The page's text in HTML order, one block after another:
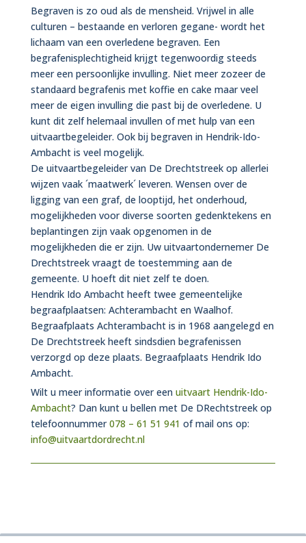
Begraven is zo oud als de mensheid. Vrijwel in alle
culturen – bestaande en verloren gegane- wordt het
lichaam van een overledene begraven. Een
begrafenisplechtigheid krijgt tegenwoordig steeds
meer een persoonlijke invulling. Niet meer zozeer de
standaard begrafenis met koffie en cake maar veel
meer de eigen invulling die past bij de overledene. U
kunt dit zelf helemaal invullen of met hulp van een
uitvaartbegeleider. Ook bij begraven in Hendrik-Ido-
Ambacht is veel mogelijk.
De uitvaartbegeleider van De Drechtstreek op allerlei
wijzen vaak ´maatwerk´ leveren. Wensen over de
ligging van een graf, de looptijd, het onderhoud,
mogelijkheden voor diverse soorten gedenktekens en
beplantingen zijn vaak opgenomen in de
mogelijkheden die er zijn. Uw uitvaartondernemer De
Drechtstreek vraagt de toestemming aan de
gemeente. U hoeft dit niet zelf te doen.
Hendrik Ido Ambacht heeft twee gemeentelijke
begraafplaatsen: Achterambacht en Waalhof.
Begraafplaats Achterambacht is in 1968 aangelegd en
De Drechtstreek heeft sindsdien begrafenissen
verzorgd op deze plaats. Begraafplaats Hendrik Ido
Ambacht.
Wilt u meer informatie over een uitvaart Hendrik-Ido-
Ambacht? Dan kunt u bellen met De DRechtstreek op
telefoonnummer078 – 61 51 941 of mail ons op:
info@uitvaartdordrecht.nl